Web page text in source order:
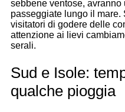
sebbene ventose, avranno
passeggiate lungo il
visitatori di godere delle
attenzione ai lievi
serali.
Sud e Isole:
qualche pioggia